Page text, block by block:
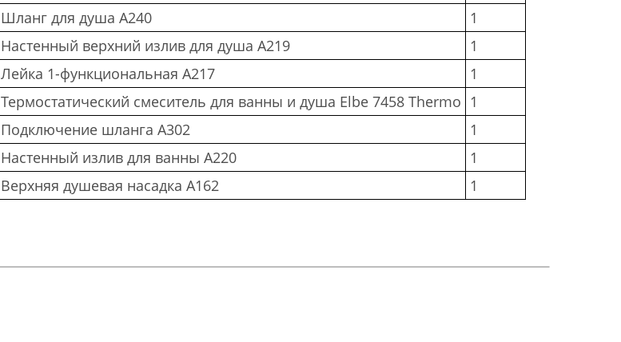
Шланг для душа A240
Настенный верхний излив для душа A219
Лейка 1-функциональная A217
Термостатический смеситель для ванны и душа Elbe 7458 Thermo
Подключение шланга A302
Настенный излив для ванны A220
Верхняя душевая насадка A162
1
1
1
1
1
1
1